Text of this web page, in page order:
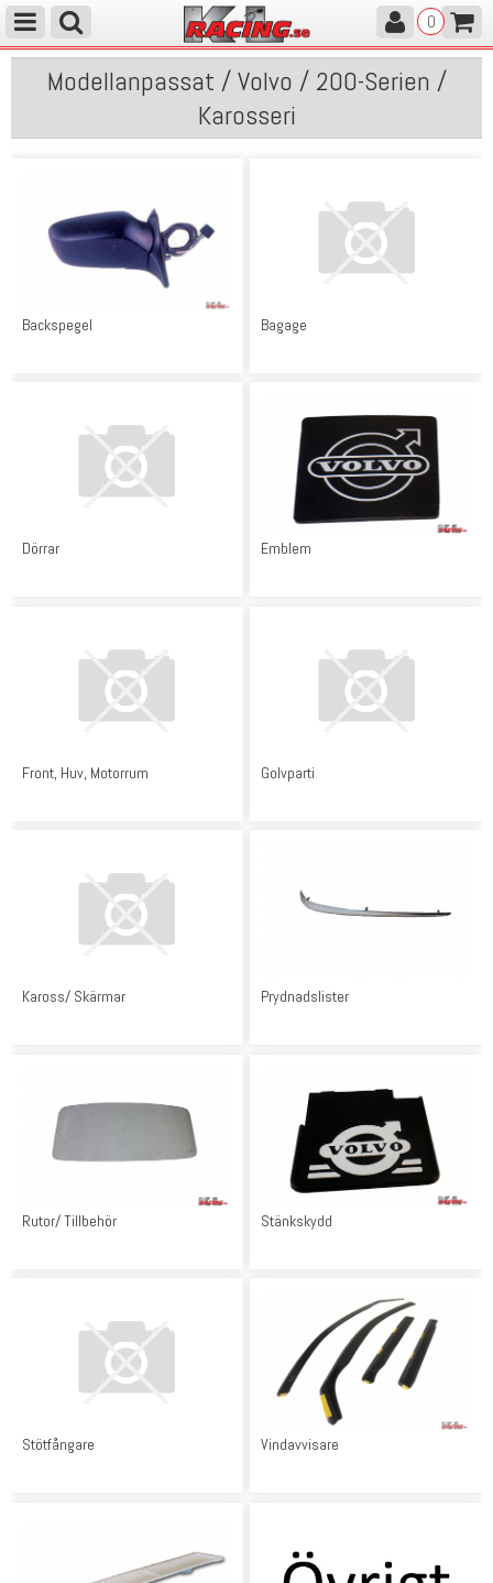
0
Modellanpassat / Volvo / 200-Serien /
Karosseri
Backspegel Bagage
Dörrar Emblem
Front, Huv, Motorrum Golvparti
Kaross/ Skärmar Prydnadslister
Rutor/ Tillbehör Stänkskydd
Stötfångare Vindavvisare